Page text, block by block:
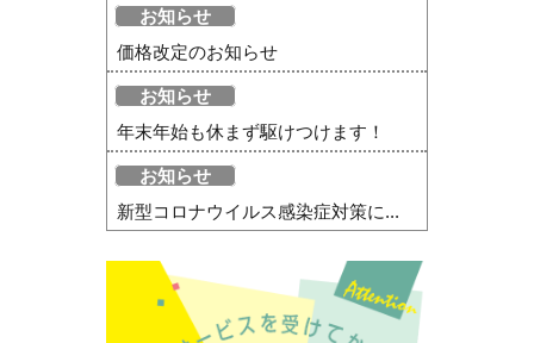
お知らせ
価格改定のお知らせ
お知らせ
年末年始も休まず駆けつけます！
お知らせ
新型コロナウイルス感染症対策に...